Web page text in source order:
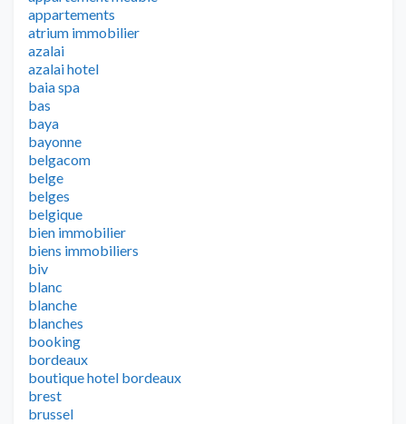
appartements
atrium immobilier
azalai
azalai hotel
baia spa
bas
baya
bayonne
belgacom
belge
belges
belgique
bien immobilier
biens immobiliers
biv
blanc
blanche
blanches
booking
bordeaux
boutique hotel bordeaux
brest
brussel